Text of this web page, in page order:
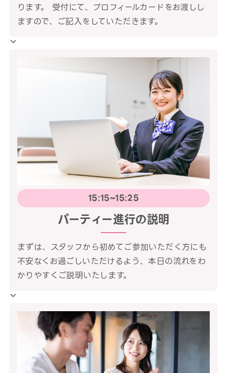
ります。 受付にて、プロフィールカードをお渡しし
ますので、ご記入をしていただきます。
15:15~15:25
パーティー進行の説明
まずは、スタッフから初めてご参加いただく方にも
不安なくお過ごしいただけるよう、本日の流れをわ
かりやすくご説明いたします。